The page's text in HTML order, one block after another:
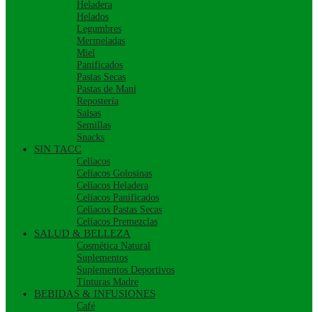
Heladera
Helados
Legumbres
Mermeladas
Miel
Panificados
Pastas Secas
Pastas de Maní
Repostería
Salsas
Semillas
Snacks
SIN TACC
Celíacos
Celíacos Golosinas
Celíacos Heladera
Celíacos Panificados
Celíacos Pastas Secas
Celíacos Premezclas
SALUD & BELLEZA
Cosmética Natural
Suplementos
Suplementos Deportivos
Tinturas Madre
BEBIDAS & INFUSIONES
Café